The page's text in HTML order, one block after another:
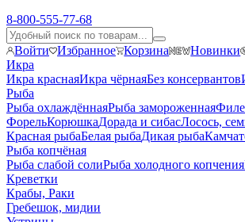
8-800-555-77-68
Войти Избранное Корзина Новинки
Икра
Икра краснаяИкра чёрнаяБез консервантов
Рыба
Рыба охлаждённаяРыба замороженная
ФорельКорюшкаДорада и сибасЛосось,
Красная рыбаБелая рыбаДикая рыба
Рыба копчёная
Рыба слабой солиРыба холодного копчения
Креветки
Крабы, Раки
Гребешок, мидии